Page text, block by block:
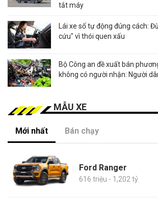
tắt máy
Lái xe số tự động đúng cách:
cứu" vì thói quen xấu
Bộ Công an đề xuất bán
không có người nhận: Người
MẪU XE
Mới nhất Bán chạy
Ford Ranger
616 triệu - 1,202 tỷ